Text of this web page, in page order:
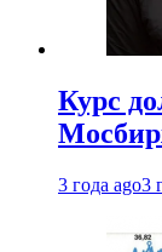
Курс
3 года ago3